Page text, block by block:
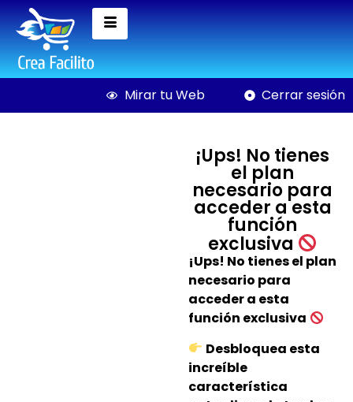
Mirar tu Web Cerrar sesión
¡Ups! No tienes
el plan
necesario para
acceder a esta
función
exclusiva
¡Ups! No tienes el plan
necesario para
acceder a esta
función exclusiva
Desbloquea esta
increíble
característica